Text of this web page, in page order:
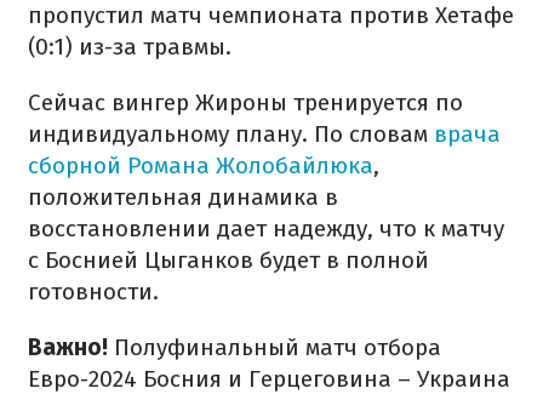
пропустил матч чемпионата против Хетафе
(0:1) из-за травмы.
Сейчас вингер Жироны тренируется по
индивидуальному плану. По словам врача
сборной Романа Жолобайлюка,
положительная динамика в
восстановлении дает надежду, что к матчу
с Боснией Цыганков будет в полной
готовности.
Важно! Полуфинальный матч отбора
Евро-2024 Босния и Герцеговина – Украина